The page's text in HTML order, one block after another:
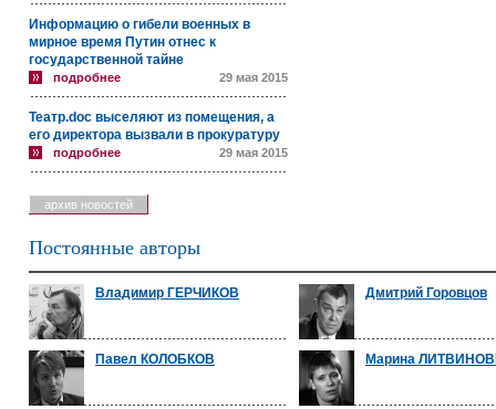
Информацию о гибели военных в
мирное время Путин отнес к
государственной тайне
подробнее 29 мая 2015
Театр.doc выселяют из помещения, а
его директора вызвали в прокуратуру
подробнее 29 мая 2015
архив новостей
Постоянные авторы
Владимир ГЕРЧИКОВ Дмитрий Горовцов
Павел КОЛОБКОВ Марина